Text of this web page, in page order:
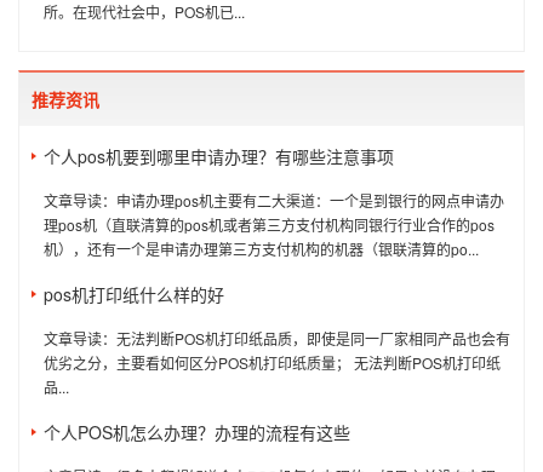
所。在现代社会中，POS机已...
推荐资讯
个人pos机要到哪里申请办理？有哪些注意事项
文章导读：申请办理pos机主要有二大渠道：一个是到银行的网点申请办
理pos机（直联清算的pos机或者第三方支付机构同银行行业合作的pos
机），还有一个是申请办理第三方支付机构的机器（银联清算的po...
pos机打印纸什么样的好
文章导读：无法判断POS机打印纸品质，即使是同一厂家相同产品也会有
优劣之分，主要看如何区分POS机打印纸质量； 无法判断POS机打印纸
品...
个人POS机怎么办理？办理的流程有这些